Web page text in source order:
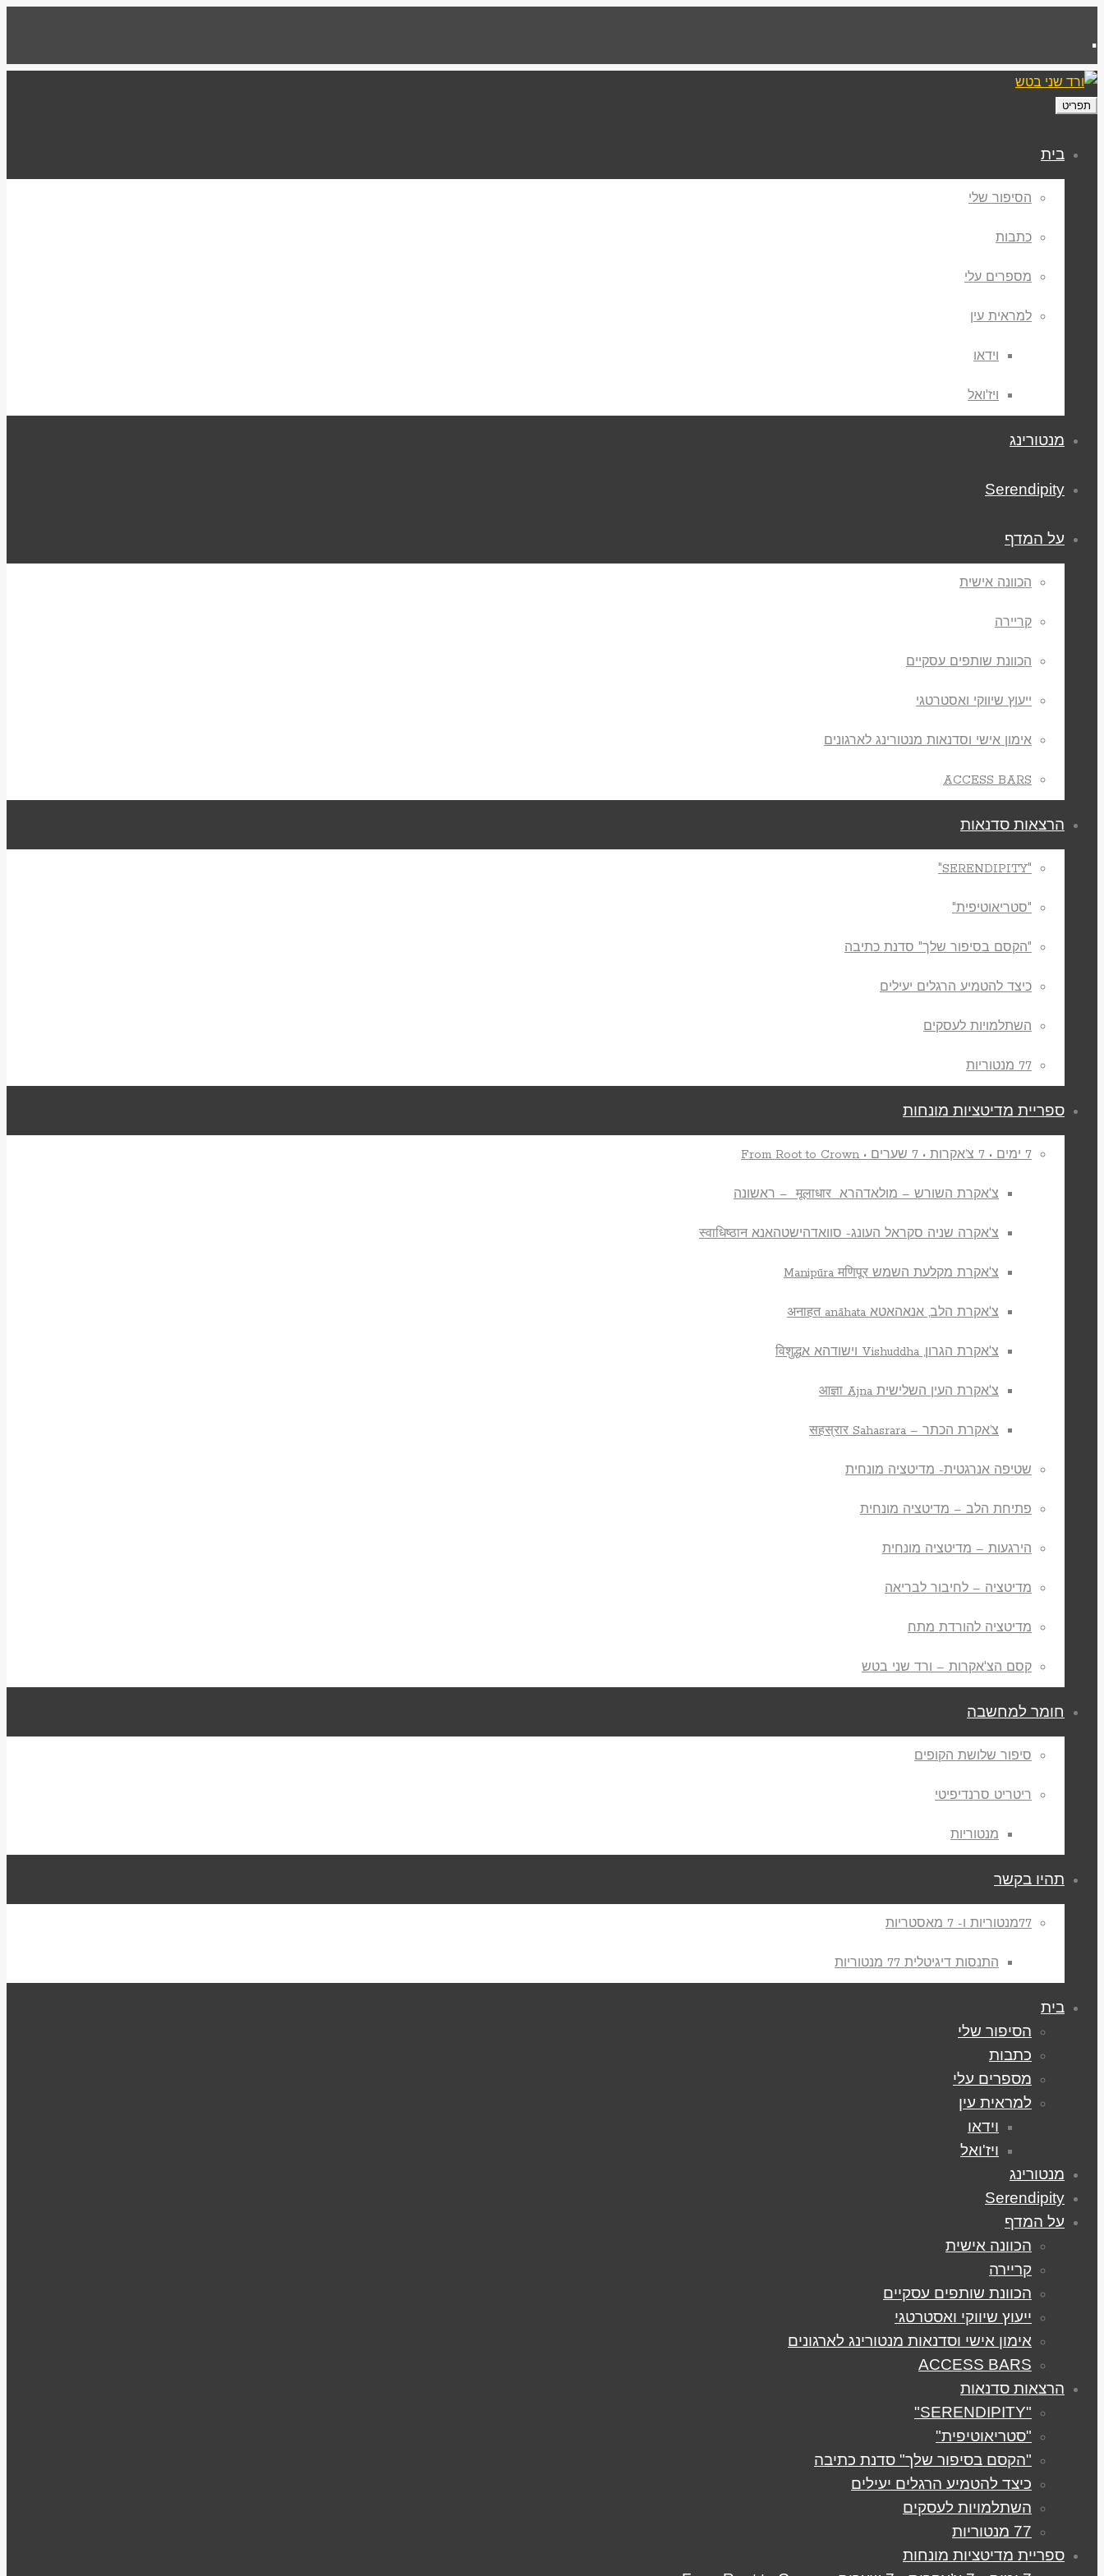
.
תפריט
בית
הסיפור שלי
כתבות
מספרים עלי
למראית עין
וידאו
ויז'ואל
מנטורינג
Serendipity
על המדף
הכוונה אישית
קריירה
הכוונת שותפים עסקיים
ייעוץ שיווקי ואסטרטגי
אימון אישי וסדנאות מנטורינג לארגונים
ACCESS BARS
הרצאות סדנאות
"SERENDIPITY"
"סטריאוטיפית"
"הקסם בסיפור שלך" סדנת כתיבה
כיצד להטמיע הרגלים יעילים
השתלמויות לעסקים
77 מנטוריות
ספריית מדיטציות מונחות
7 ימים • 7 צ’אקרות • 7 שערים • From Root to Crown
צ'אקרת השורש – מולאדהרא मूलाधार – ראשונה
צ'אקרה שניה סקראל העונג- סוואדהישטהאנא स्वाधिष्ठान
צ'אקרת מקלעת השמש Manipūra मणिपूर
צ'אקרת הלב, אנאהאטא अनाहत anāhata
צ'אקרת הגרון, Vishuddha וישודהא אविशुद्ध
צ'אקרת העין השלישית आज्ञा Ajna
צ’אקרת הכתר – सहस्रार Sahasrara
שטיפה אנרגטית- מדיטציה מונחית
פתיחת הלב – מדיטציה מונחית
הירגעות – מדיטציה מונחית
מדיטציה – לחיבור לבריאה
מדיטציה להורדת מתח
קסם הצ'אקרות – ורד שני בטש
חומר למחשבה
סיפור שלושת הקופים
ריטריט סרנדיפיטי
מנטוריות
תהיו בקשר
77מנטוריות ו- 7 מאסטריות
התנסות דיגיטלית 77 מנטוריות
בית
הסיפור שלי
כתבות
מספרים עלי
למראית עין
וידאו
ויז'ואל
מנטורינג
Serendipity
על המדף
הכוונה אישית
קריירה
הכוונת שותפים עסקיים
ייעוץ שיווקי ואסטרטגי
אימון אישי וסדנאות מנטורינג לארגונים
ACCESS BARS
הרצאות סדנאות
"SERENDIPITY"
"סטריאוטיפית"
"הקסם בסיפור שלך" סדנת כתיבה
כיצד להטמיע הרגלים יעילים
השתלמויות לעסקים
77 מנטוריות
ספריית מדיטציות מונחות